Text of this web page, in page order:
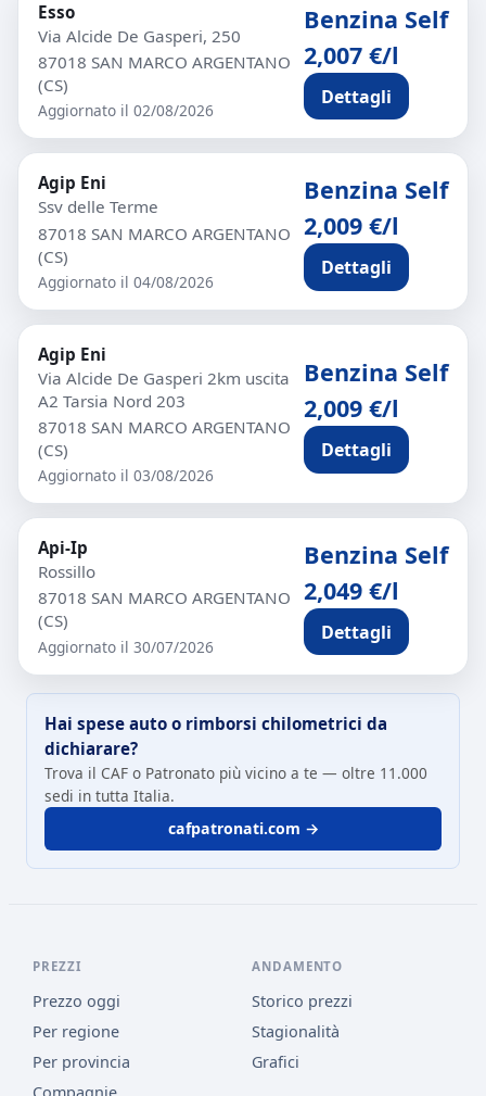
Esso
Via Alcide De Gasperi, 250
87018 SAN MARCO ARGENTANO
(CS)
Aggiornato il 02/08/2026
Benzina Self
2,007 €/l
Dettagli
Agip Eni
Ssv delle Terme
87018 SAN MARCO ARGENTANO
(CS)
Aggiornato il 04/08/2026
Benzina Self
2,009 €/l
Dettagli
Agip Eni
Via Alcide De Gasperi 2km uscita
A2 Tarsia Nord 203
87018 SAN MARCO ARGENTANO
(CS)
Aggiornato il 03/08/2026
Benzina Self
2,009 €/l
Dettagli
Api-Ip
Rossillo
87018 SAN MARCO ARGENTANO
(CS)
Aggiornato il 30/07/2026
Benzina Self
2,049 €/l
Dettagli
Hai spese auto o rimborsi chilometrici da
dichiarare?
Trova il CAF o Patronato più vicino a te — oltre 11.000
sedi in tutta Italia.
cafpatronati.com →
PREZZI
Prezzo oggi
Per regione
Per provincia
Compagnie
ANDAMENTO
Storico prezzi
Stagionalità
Grafici